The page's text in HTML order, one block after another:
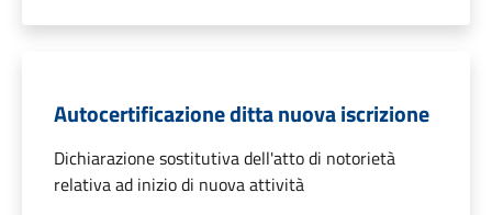
Autocertificazione ditta nuova iscrizione
Dichiarazione sostitutiva dell'atto di notorietà
relativa ad inizio di nuova attività